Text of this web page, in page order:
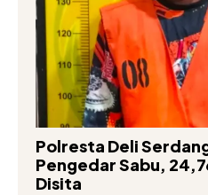
Polresta Deli
Pengedar Sabu,
Disita